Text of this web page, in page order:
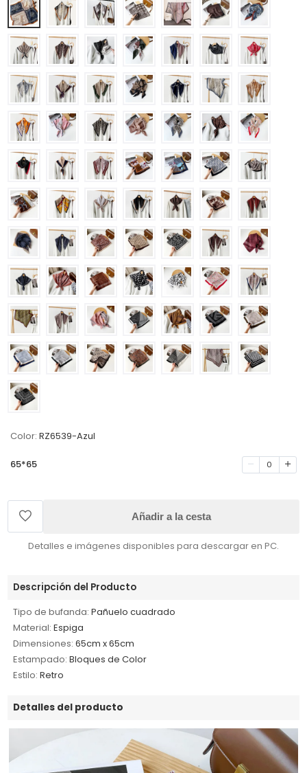
Color: RZ6539-Azul
65*65 0
Añadir a la cesta
Detalles e imágenes disponibles para descargar en PC.
Descripción del Producto
Tipo de bufanda: Pañuelo cuadrado
Material: Espiga
Dimensiones: 65cm x 65cm
Estampado: Bloques de Color
Estilo: Retro
Detalles del producto